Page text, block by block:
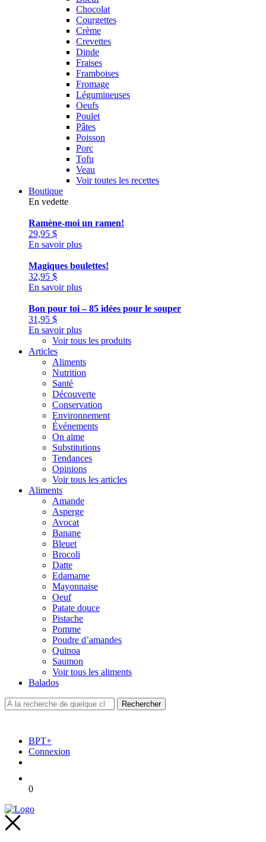
Chocolat
Courgettes
Crème
Crevettes
Dinde
Fraises
Framboises
Fromage
Légumineuses
Oeufs
Poulet
Pâtes
Poisson
Porc
Tofu
Veau
Voir toutes les recettes
Boutique
En vedette
Ramène-moi un ramen!
29,95 $
En savoir plus
Magiques boulettes!
32,95 $
En savoir plus
Bon pour toi – 85 idées pour le souper
31,95 $
En savoir plus
Voir tous les produits
Articles
Aliments
Nutrition
Santé
Découverte
Conservation
Environnement
Événements
On aime
Substitutions
Tendances
Opinions
Voir tous les articles
Aliments
Amande
Asperge
Avocat
Banane
Bleuet
Brocoli
Datte
Edamame
Mayonnaise
Oeuf
Patate douce
Pistache
Pomme
Poudre d’amandes
Quinoa
Saumon
Voir tous les aliments
Balados
BPT+
Connexion
0